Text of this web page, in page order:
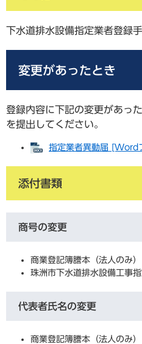
下水道排水設備指定業者登
変更があったとき
登録内容に下記の変更があっ
を提出してください。
指定業者異動届 [Word
添付書類
商号の変更
商業登記簿謄本（法人のみ）
珠洲市下水道排水設備工事
代表者氏名の変更
商業登記簿謄本（法人のみ）